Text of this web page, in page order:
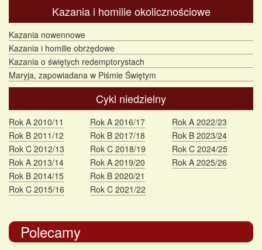
Kazania i homilie okolicznościowe
Kazania nowennowe
Kazania i homilie obrzędowe
Kazania o świętych redemptorystach
Maryja, zapowiadana w Piśmie Świętym
Cykl niedzielny
Rok A 2010/11
Rok B 2011/12
Rok C 2012/13
Rok A 2013/14
Rok B 2014/15
Rok C 2015/16
Rok A 2016/17
Rok B 2017/18
Rok C 2018/19
Rok A 2019/20
Rok B 2020/21
Rok C 2021/22
Rok A 2022/23
Rok B 2023/24
Rok C 2024/25
Rok A 2025/26
Polecamy